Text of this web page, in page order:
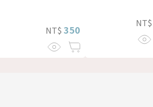
NT$ 350
NT$